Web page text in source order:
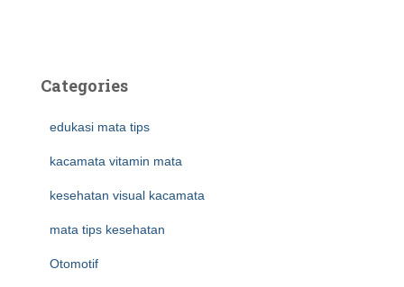
Categories
edukasi mata tips
kacamata vitamin mata
kesehatan visual kacamata
mata tips kesehatan
Otomotif